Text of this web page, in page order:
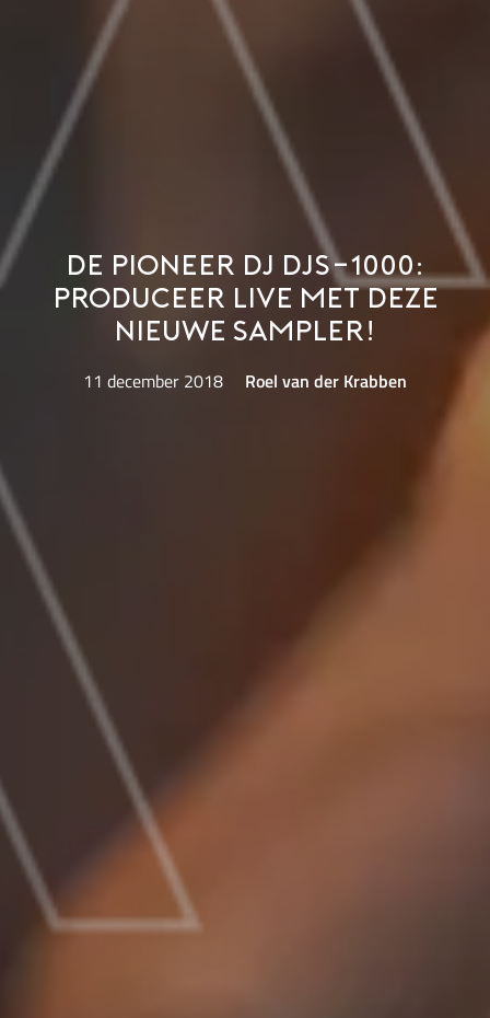
De Pioneer DJ DJS-1000:
produceer live met deze
nieuwe sampler!
11 december 2018 Roel van der Krabben